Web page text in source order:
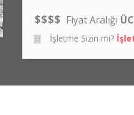
$$$$ Fiyat Aralığı
İşletme Sizin mi?